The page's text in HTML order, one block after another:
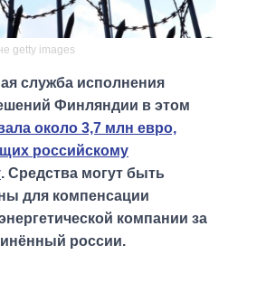
getty images
служба исполнения
Финляндии в этом
около 3,7 млн евро,
российскому
. Средства могут быть
для компенсации
компании за
россии.